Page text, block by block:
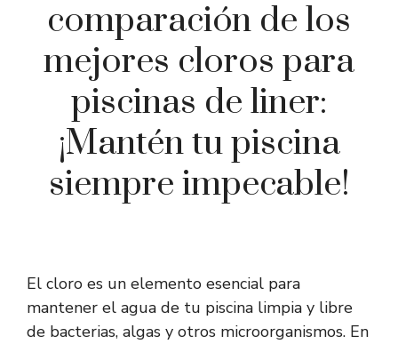
comparación de los
mejores cloros para
piscinas de liner:
¡Mantén tu piscina
siempre impecable!
El cloro es un elemento esencial para
mantener el agua de tu piscina limpia y libre
de bacterias, algas y otros microorganismos. En